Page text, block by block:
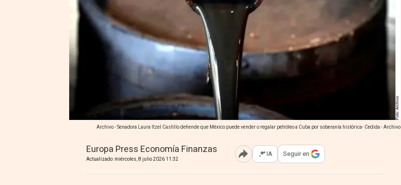
Archivo - Senadora Laura Itzel Castillo defiende que México puede vender o regalar petróleo a Cuba por soberanía histórica- Cedida - Archivo
Europa Press Economía Finanzas
Actualizado: miércoles, 8 julio 2026 11:32 Abrir opciones para compartir
IA Seguir en